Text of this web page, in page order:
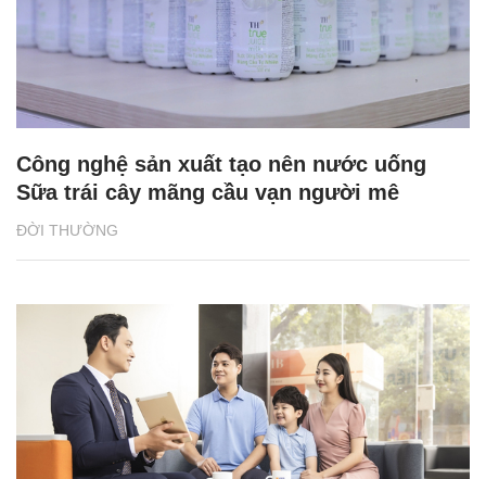
ĐỜI THƯỜNG
Công nghệ sản xuất tạo nên nước uống
Sữa trái cây mãng cầu vạn người mê